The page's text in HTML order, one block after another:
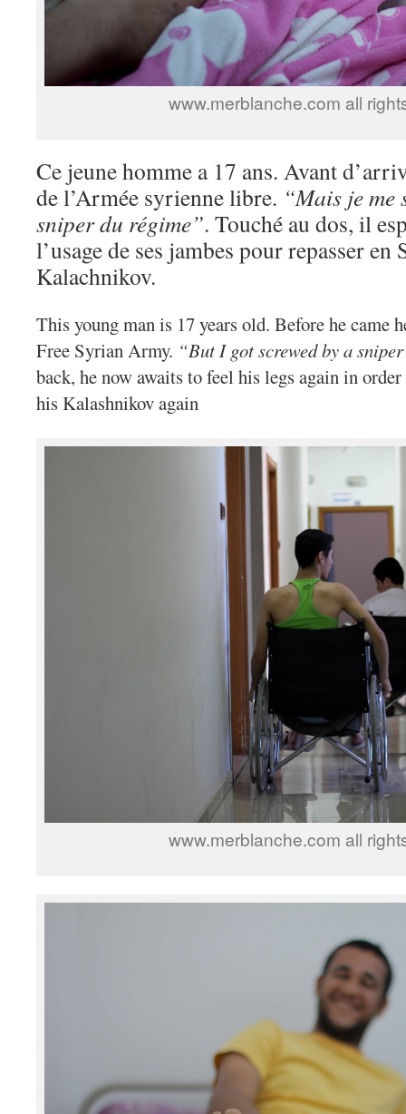
www.merblanche.com all
Ce jeune homme a 17 ans. Avant
de l’Armée syrienne libre. “Mais je
sniper du régime”. Touché au dos, il
l’usage de ses jambes pour repasser
Kalachnikov.
This young man is 17 years old. Before he came
Free Syrian Army. “But I got screwed by a
back, he now awaits to feel his legs again in
his Kalashnikov again
www.merblanche.com all